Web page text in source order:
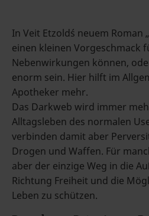
In Veit Etzold´s neuem Roman
einen kleinen Vorgeschmack
Nebenwirkungen können,
enorm sein. Hier hilft im
Apotheker mehr.
Das Darkweb wird immer
Alltagsleben des normalen
verbinden damit aber
Drogen und Waffen. Für
aber der einzige Weg in die
Richtung Freiheit und die
Leben zu schützen.